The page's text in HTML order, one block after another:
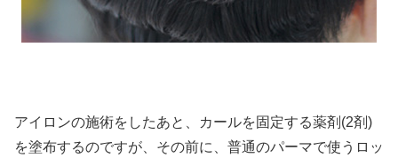
アイロンの施術をしたあと、カールを固定する薬剤(2剤)
を塗布するのですが、その前に、普通のパーマで使うロッ